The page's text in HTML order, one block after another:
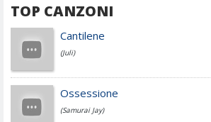
Achille Lauro
Cesare Cremonini
TOP CANZONI
Cantilene
(Juli)
Ossessione
(Samurai Jay)